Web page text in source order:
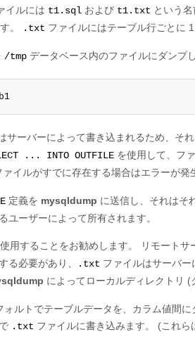
イルには t1.sql および t1.txt という
。 .txt ファイルにはテーブル行ごとに
/tmp データベース内のファイルにダンプし
サーバーによって書き込まれるため、そ
... INTO OUTFILE を使用して、フ
ァイルがすでに存在する場合はエラーが発
定義を mysqldump に送信し、それはそ
ユーザーによって所有されます。
用することをお勧めします。 リモートサ
る必要があり、
.txt ファイルはサーバ
によってローカルディレクトリ (
ルトでテーブルデータを、カラム値間
.txt ファイルに書き込みます。 (これら